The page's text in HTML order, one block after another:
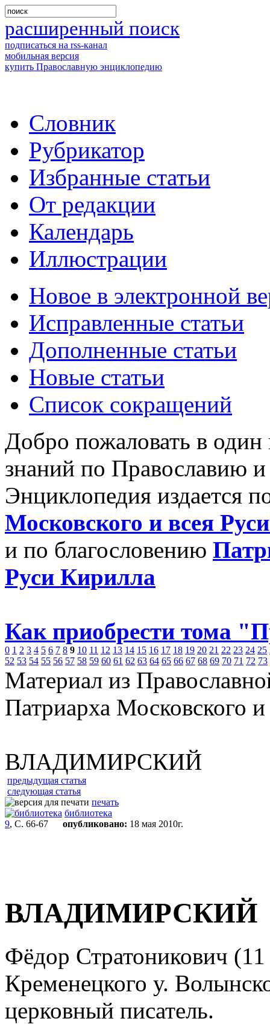
расширенный поиск
подписаться на rss-канал
мобильная версия
купить Православную энциклопедию
Словник
Рубрикатор
Избранные статьи
От редакции
Календарь
Иллюстрации
Новое в электронной
Исправленные статьи
Дополненные статьи
Новые статьи
Список сокращений
Добро пожаловать в
знаний по Православию
Энциклопедия издается
Московского и всея
и по благословению
Руси Кирилла
Как приобрести тома
0 1 2 3 4 5 6 7 8 9 10 11 12 13 14 15 16 17 18 19 20 21 22 23 24 25
52 53 54 55 56 57 58 59 60 61 62 63 64 65 66 67 68 69 70 71 72 73
Материал из
Патриарха Московского
ВЛАДИМИРСКИЙ
предыдущая статья
следующая статья
печать
библиотека
9, С. 66-67 опубликовано: 18 мая 2010г.
ВЛАДИМИРСКИЙ
Фёдор Стратоникович
Кременецкого у.
церковный писатель.